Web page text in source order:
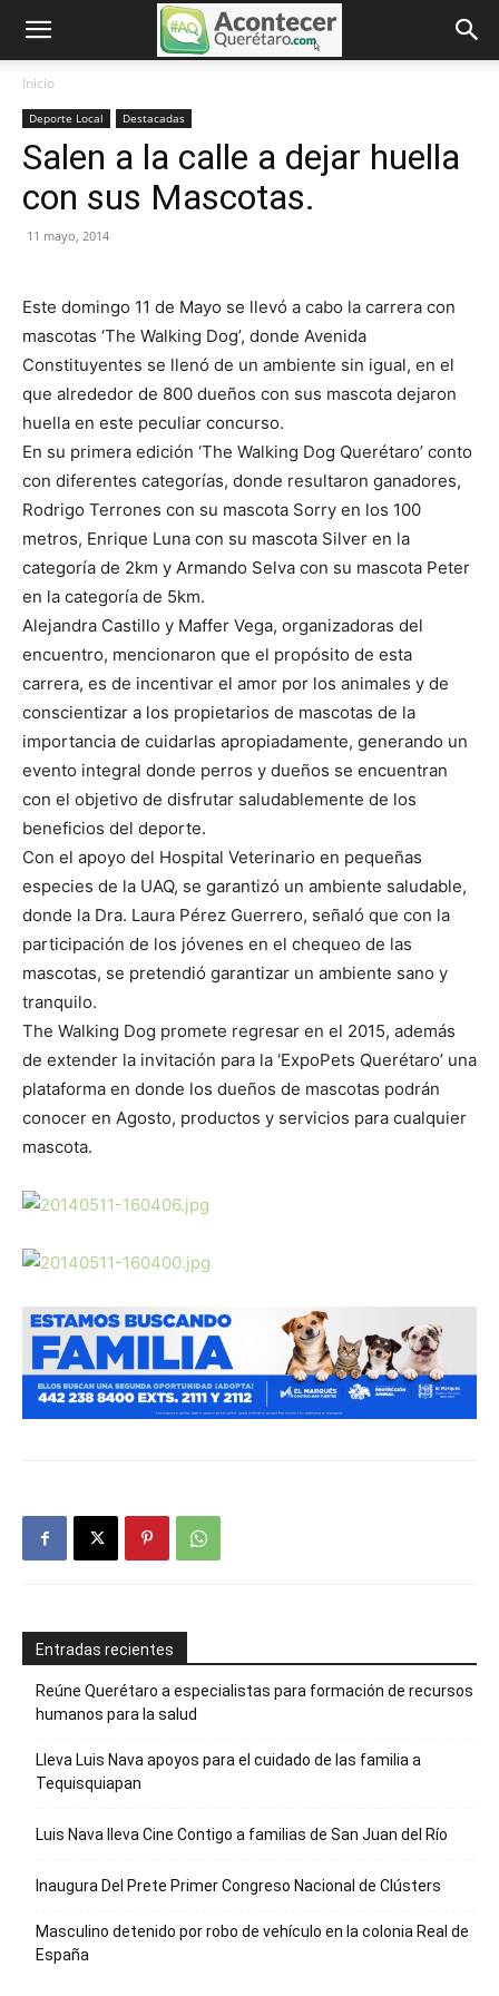
Inicio
Deporte Local Destacadas
Salen a la calle a dejar huella
con sus Mascotas.
11 mayo, 2014
Este domingo 11 de Mayo se llevó a cabo la carrera con
mascotas ‘The Walking Dog’, donde Avenida
Constituyentes se llenó de un ambiente sin igual, en el
que alrededor de 800 dueños con sus mascota dejaron
huella en este peculiar concurso.
En su primera edición ‘The Walking Dog Querétaro’ conto
con diferentes categorías, donde resultaron ganadores,
Rodrigo Terrones con su mascota Sorry en los 100
metros, Enrique Luna con su mascota Silver en la
categoría de 2km y Armando Selva con su mascota Peter
en la categoría de 5km.
Alejandra Castillo y Maffer Vega, organizadoras del
encuentro, mencionaron que el propósito de esta
carrera, es de incentivar el amor por los animales y de
conscientizar a los propietarios de mascotas de la
importancia de cuidarlas apropiadamente, generando un
evento integral donde perros y dueños se encuentran
con el objetivo de disfrutar saludablemente de los
beneficios del deporte.
Con el apoyo del Hospital Veterinario en pequeñas
especies de la UAQ, se garantizó un ambiente saludable,
donde la Dra. Laura Pérez Guerrero, señaló que con la
participación de los jóvenes en el chequeo de las
mascotas, se pretendió garantizar un ambiente sano y
tranquilo.
The Walking Dog promete regresar en el 2015, además
de extender la invitación para la ‘ExpoPets Querétaro’ una
plataforma en donde los dueños de mascotas podrán
conocer en Agosto, productos y servicios para cualquier
mascota.
Entradas recientes
Reúne Querétaro a especialistas para formación de recursos
humanos para la salud
Lleva Luis Nava apoyos para el cuidado de las familia a
Tequisquiapan
Luis Nava lleva Cine Contigo a familias de San Juan del Río
Inaugura Del Prete Primer Congreso Nacional de Clústers
Masculino detenido por robo de vehículo en la colonia Real de
España